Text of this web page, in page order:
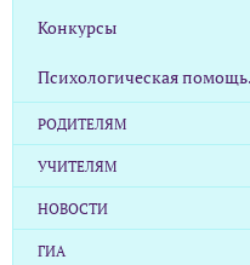
Конкурсы
Психологическая
РОДИТЕЛЯМ
УЧИТЕЛЯМ
НОВОСТИ
ГИА